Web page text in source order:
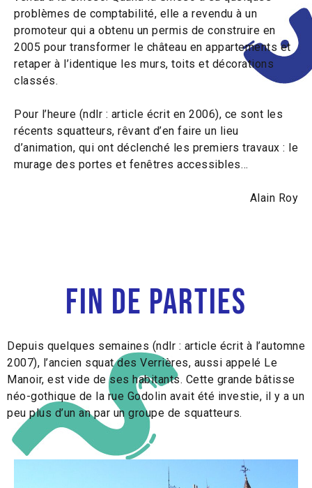
problèmes de comptabilité, elle a revendu à un
promoteur qui a obtenu un permis de construire en
2005 pour transformer le château en appartements et
retaper à l’identique les murs, toits et décorations
classés.
Pour l’heure (ndlr : article écrit en 2006), ce sont les
récents squatteurs, rêvant d’en faire un lieu
d’animation, qui ont déclenché les premiers travaux : le
murage des portes et fenêtres accessibles…
Alain Roy
Fin de parties
Depuis quelques semaines (ndlr : article écrit à l’automne
2007), l’ancien squat des Verrières, aussi appelé Le
Manoir, est vide de ses habitants. Cette grande bâtisse
néo-gothique de la rue Godolin avait été investie, il y a un
peu plus d’un an par un groupe de squatteurs.